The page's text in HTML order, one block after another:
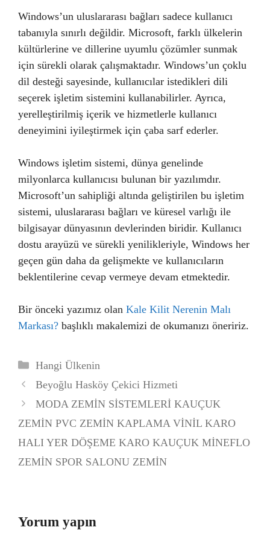
Windows’un uluslararası bağları sadece kullanıcı
tabanıyla sınırlı değildir. Microsoft, farklı ülkelerin
kültürlerine ve dillerine uyumlu çözümler sunmak
için sürekli olarak çalışmaktadır. Windows’un çoklu
dil desteği sayesinde, kullanıcılar istedikleri dili
seçerek işletim sistemini kullanabilirler. Ayrıca,
yerelleştirilmiş içerik ve hizmetlerle kullanıcı
deneyimini iyileştirmek için çaba sarf ederler.
Windows işletim sistemi, dünya genelinde
milyonlarca kullanıcısı bulunan bir yazılımdır.
Microsoft’un sahipliği altında geliştirilen bu işletim
sistemi, uluslararası bağları ve küresel varlığı ile
bilgisayar dünyasının devlerinden biridir. Kullanıcı
dostu arayüzü ve sürekli yenilikleriyle, Windows her
geçen gün daha da gelişmekte ve kullanıcıların
beklentilerine cevap vermeye devam etmektedir.
Bir önceki yazımız olan Kale Kilit Nerenin Malı
Markası? başlıklı makalemizi de okumanızı öneririz.
Kategoriler
Hangi Ülkenin
Beyoğlu Hasköy Çekici Hizmeti
MODA ZEMİN SİSTEMLERİ KAUÇUK
ZEMİN PVC ZEMİN KAPLAMA VİNİL KARO
HALI YER DÖŞEME KARO KAUÇUK MİNEFLO
ZEMİN SPOR SALONU ZEMİN
Yorum yapın